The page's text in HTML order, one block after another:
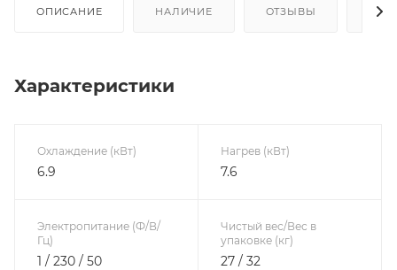
ОПИСАНИЕ НАЛИЧИЕ ОТЗЫВЫ
Характеристики
Охлаждение (кВт)
6.9
Нагрев (кВт)
7.6
Электропитание (Ф/В/
Гц)
1 / 230 / 50
Чистый вес/Вес в
упаковке (кг)
27 / 32